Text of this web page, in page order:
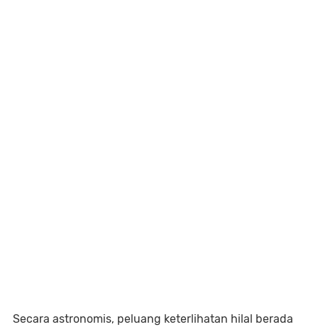
Secara astronomis, peluang keterlihatan hilal berada